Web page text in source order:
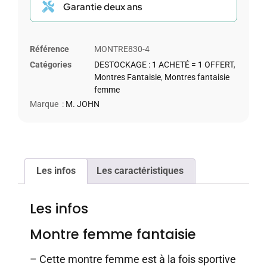
Garantie deux ans
Référence
MONTRE830-4
Catégories
DESTOCKAGE : 1 ACHETÉ = 1 OFFERT,
Montres Fantaisie, Montres fantaisie
femme
Marque : M. JOHN
Les infos Les caractéristiques
Les infos
Montre femme fantaisie
– Cette montre femme est à la fois sportive